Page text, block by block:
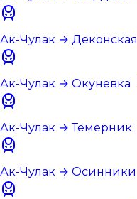
Ак-Чулак → Деконская
Ак-Чулак → Окуневка
Ак-Чулак → Темерник
Ак-Чулак → Осинники